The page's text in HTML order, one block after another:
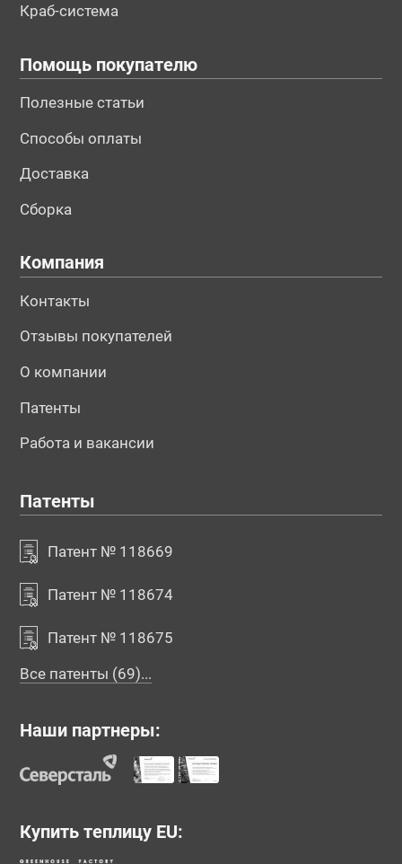
Краб-система
Помощь покупателю
Полезные статьи
Способы оплаты
Доставка
Сборка
Компания
Контакты
Отзывы покупателей
О компании
Патенты
Работа и вакансии
Патенты
Патент № 118669
Патент № 118674
Патент № 118675
Все патенты (69)...
Наши партнеры:
Купить теплицу EU: